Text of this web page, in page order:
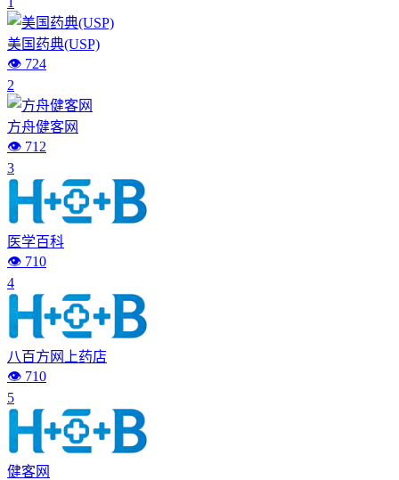
美国药典(USP)
👁️ 724
2
方舟健客网
👁️ 712
3
医学百科
👁️ 710
4
八百方网上药店
👁️ 710
5
健客网